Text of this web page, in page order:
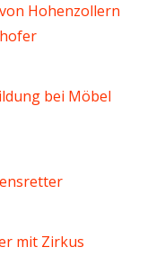
Hohenzollern
bei Möbel
mit Zirkus